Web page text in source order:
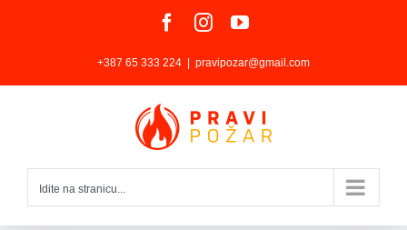
Facebook
InstagramYouTube
+387 65 333 224 pravipozar@gmail.com
Idite na stranicu...